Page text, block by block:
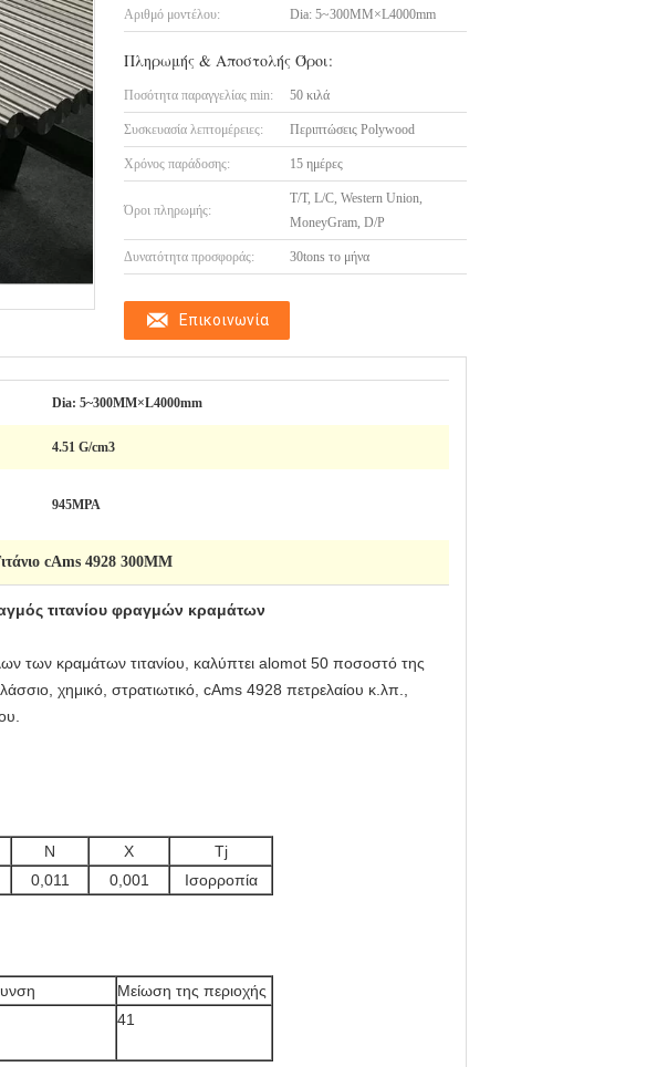
Αριθμό μοντέλου: Dia: 5~300MM×L4000mm
Πληρωμής & Αποστολής Όροι:
Ποσότητα παραγγελίας min: 50 κιλά
Συσκευασία λεπτομέρειες: Περιπτώσεις Polywood
Χρόνος παράδοσης: 15 ημέρες
Όροι πληρωμής:
T/T, L/C, Western Union,
MoneyGram, D/P
Δυνατότητα προσφοράς: 30tons το μήνα
Επικοινωνία
Dia: 5~300MM×L4000mm
4.51 G/cm3
945MPA
cAms 4928 300MM
τιτανίου φραγμών κραμάτων
των κραμάτων τιτανίου, καλύπτει alomot 50 ποσοστό της
χημικό, στρατιωτικό, cAms 4928 πετρελαίου κ.λπ.,
Ν Χ
Tj
0,011 0,001 Ισορροπία
Μείωση της περιοχής
41